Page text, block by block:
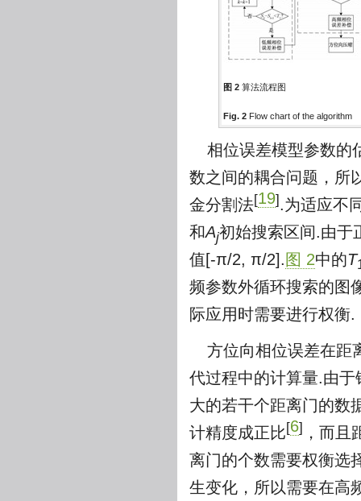
图 2 算法流程图
Fig. 2 Flow chart of the algorithm
相位误差模型参数的
数之间的耦合问题，所
金分割法[19] .为适应不
和Aj初始搜索区间.由于
值[-π/2, π/2]. 图 2中的T
频参数外循环搜索的图
际应用时需要进行权衡.
方位向相位误差在距
代过程中的计算量.由
大的若干个距离门的数
计精度成正比[6]
，而
离门的个数需要权衡选
生变化，所以需要在高